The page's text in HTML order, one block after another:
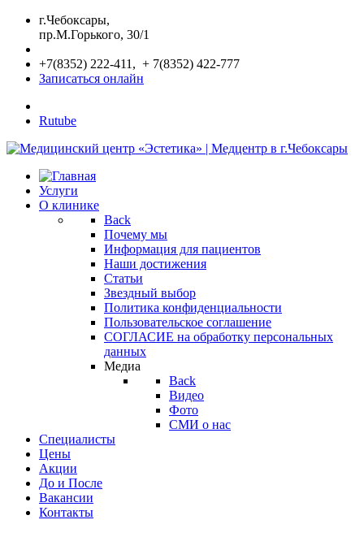
г.Чебоксары,
пр.М.Горького, 30/1
+7(8352) 222-411, + 7(8352) 422-777
Записаться онлайн
Rutube
Услуги
О клинике
Back
Почему мы
Информация для пациентов
Наши достижения
Статьи
Звездный выбор
Политика конфиденциальности
Пользовательское соглашение
СОГЛАСИЕ на обработку персональных
данных
Медиа
Back
Видео
Фото
СМИ о нас
Специалисты
Цены
Акции
До и После
Вакансии
Контакты